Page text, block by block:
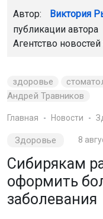
Автор: Виктория
публикации автора
Агентство новостей
здоровье
Андрей Травников
Главная Новости
Здоровье 8
Сибирякам
оформить
заболевания